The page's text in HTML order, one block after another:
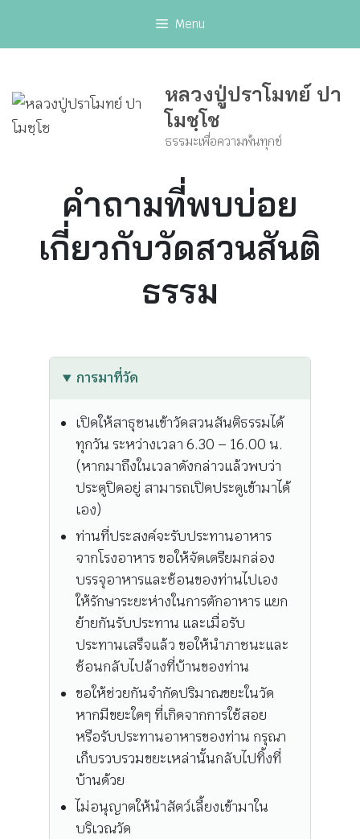
Menu
หลวงปู่ปราโมทย์ ปา
โมชฺโช
ธรรมะเพื่อความพ้นทุกข์
คำถามที่พบบ่อย
เกี่ยวกับวัดสวนสันติ
ธรรม
การมาที่วัด
เปิดให้สาธุชนเข้าวัดสวนสันติธรรมได้
ทุกวัน ระหว่างเวลา 6.30 – 16.00 น.
(หากมาถึงในเวลาดังกล่าวแล้วพบว่า
ประตูปิดอยู่ สามารถเปิดประตูเข้ามาได้
เอง)
ท่านที่ประสงค์จะรับประทานอาหาร
จากโรงอาหาร ขอให้จัดเตรียมกล่อง
บรรจุอาหารและช้อนของท่านไปเอง
ให้รักษาระยะห่างในการตักอาหาร แยก
ย้ายกันรับประทาน และเมื่อรับ
ประทานเสร็จแล้ว ขอให้นำภาชนะและ
ช้อนกลับไปล้างที่บ้านของท่าน
ขอให้ช่วยกันจำกัดปริมาณขยะในวัด
หากมีขยะใดๆ ที่เกิดจากการใช้สอย
หรือรับประทานอาหารของท่าน กรุณา
เก็บรวบรวมขยะเหล่านั้นกลับไปทิ้งที่
บ้านด้วย
ไม่อนุญาตให้นำสัตว์เลี้ยงเข้ามาใน
บริเวณวัด